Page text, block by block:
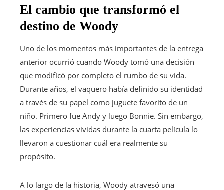
El cambio que transformó el
destino de Woody
Uno de los momentos más importantes de la entrega
anterior ocurrió cuando Woody tomó una decisión
que modificó por completo el rumbo de su vida.
Durante años, el vaquero había definido su identidad
a través de su papel como juguete favorito de un
niño. Primero fue Andy y luego Bonnie. Sin embargo,
las experiencias vividas durante la cuarta película lo
llevaron a cuestionar cuál era realmente su
propósito.
A lo largo de la historia, Woody atravesó una